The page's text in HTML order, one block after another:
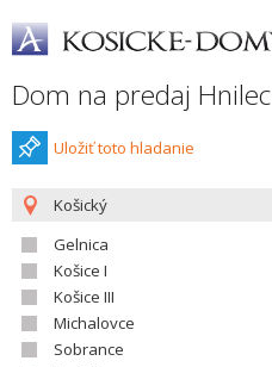
Dom na predaj Hnilec
Uložiť toto hladanie
Košický
Gelnica
Košice I
Košice III
Michalovce
Sobrance